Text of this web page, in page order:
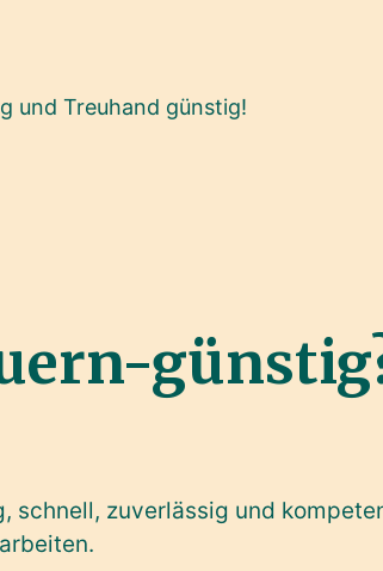
und Treuhand günstig!
schnell, zuverlässig und